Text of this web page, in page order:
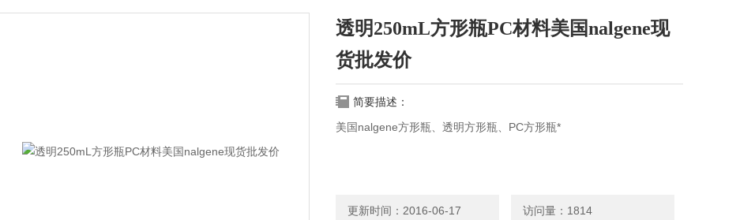
透明250mL方形瓶PC材料美国nalgene现
货批发价
简要描述：
美国nalgene方形瓶、透明方形瓶、PC方形瓶*
更新时间：2016-06-17 访问量：1814